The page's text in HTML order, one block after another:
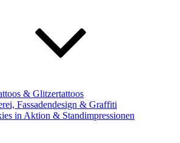
& Glitzertattoos
Fassadendesign & Graffiti
in Aktion & Standimpressionen